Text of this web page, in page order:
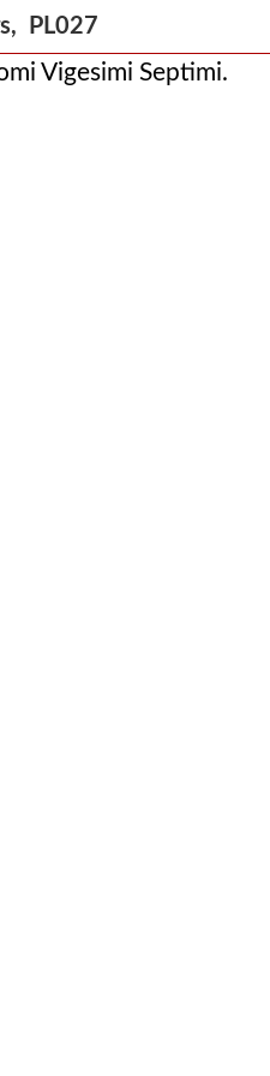
PL027
apparatus,
et notae.
eusebianum,
nunc, pluribusque locis
Vigesimi Septimi.